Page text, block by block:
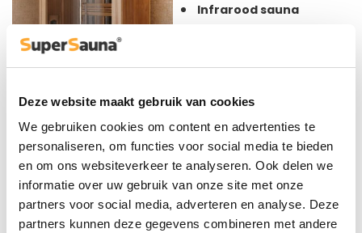
Deze website maakt gebruik van cookies
We gebruiken cookies om content en advertenties te
personaliseren, om functies voor social media te bieden
en om ons websiteverkeer te analyseren. Ook delen we
informatie over uw gebruik van onze site met onze
partners voor social media, adverteren en analyse. Deze
partners kunnen deze gegevens combineren met andere
Infrarood sauna
* 105 cm D * 190 cm H
Afmeting grootste paneel:
190 cm H * 145 cm B * 5
cm D
Vermogen: 2500 Watt
Stralers: 6* Infraheat™
intense straler